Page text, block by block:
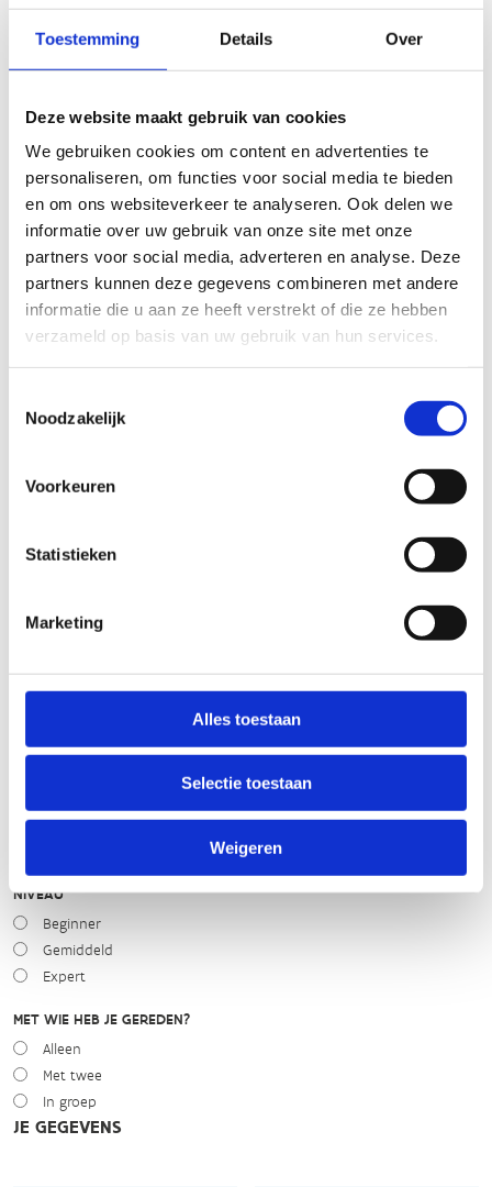
Toestemming Details Over
Deze website maakt gebruik van cookies
We gebruiken cookies om content en advertenties te
personaliseren, om functies voor social media te bieden
en om ons websiteverkeer te analyseren. Ook delen we
informatie over uw gebruik van onze site met onze
partners voor social media, adverteren en analyse. Deze
partners kunnen deze gegevens combineren met andere
informatie die u aan ze heeft verstrekt of die ze hebben
verzameld op basis van uw gebruik van hun services.
Noodzakelijk
Voorkeuren
Statistieken
Marketing
Alles toestaan
Selectie toestaan
Weigeren
slecht goed
FYSIEKE INSPANNING
licht zwaar
TECHNISCHE MOEILIJKHEIDSGRAAD
makkelijk moeilijk
TIP:ontbrekende signalisatie kan je melden via het
STAAT VAN PARCOURS(ONDERGROND, BEGROEIING, ONDERHOUD)
Droog
Regen
NIVEAU
Beginner
Gemiddeld
Expert
MET WIE HEB JE GEREDEN?
Alleen
Met twee
In groep
JE GEGEVENS